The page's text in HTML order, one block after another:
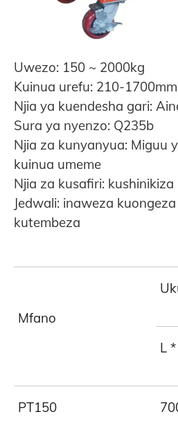
Uwezo: 150 ~ 2000kg
Kuinua urefu: 210-1700mm
Njia ya kuendesha gari:
Sura ya nyenzo: Q235b
Njia za kunyanyua: Miguu
kuinua umeme
Njia za kusafiri:
Jedwali: inaweza
kutembeza
Mfano
L
PT150